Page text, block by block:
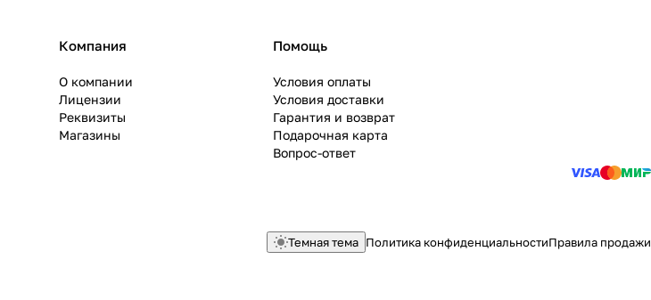
Компания
О компании
Лицензии
Реквизиты
Магазины
Помощь
Условия оплаты
Условия доставки
Гарантия и возврат
Подарочная карта
Вопрос-ответ
Темная тема Политика конфиденциальностиПравила продажи